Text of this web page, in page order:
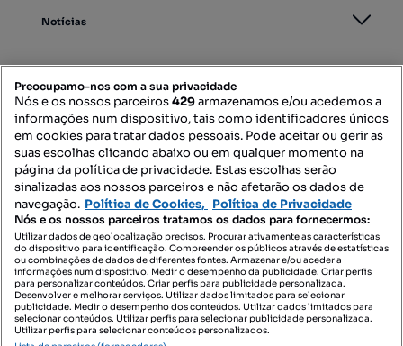
Notícias
Mapa do Site
Contacte-nos
SIGA-NOS:
DESCARREGAR NA:
Preocupamo-nos com a sua privacidade
Nós e os nossos parceiros429armazenamos e/ou acedemos a
informações num dispositivo, tais como identificadores únicos
em cookies para tratar dados pessoais. Pode aceitar ou gerir as
suas escolhas clicando abaixo ou em qualquer momento na
página da política de privacidade. Estas escolhas serão
sinalizadas aos nossos parceiros e não afetarão os dados de
navegação. Política de Cookies, Política de Privacidade
Nós e os nossos parceiros tratamos os dados para fornecermos:
Utilizar dados de geolocalização precisos. Procurar ativamente as características
do dispositivo para identificação. Compreender os públicos através de estatísticas
ou combinações de dados de diferentes fontes. Armazenar e/ou aceder a
informações num dispositivo. Medir o desempenho da publicidade. Criar perfis
para personalizar conteúdos. Criar perfis para publicidade personalizada.
Desenvolver e melhorar serviços. Utilizar dados limitados para selecionar
publicidade. Medir o desempenho dos conteúdos. Utilizar dados limitados para
selecionar conteúdos. Utilizar perfis para selecionar publicidade personalizada.
Utilizar perfis para selecionar conteúdos personalizados.